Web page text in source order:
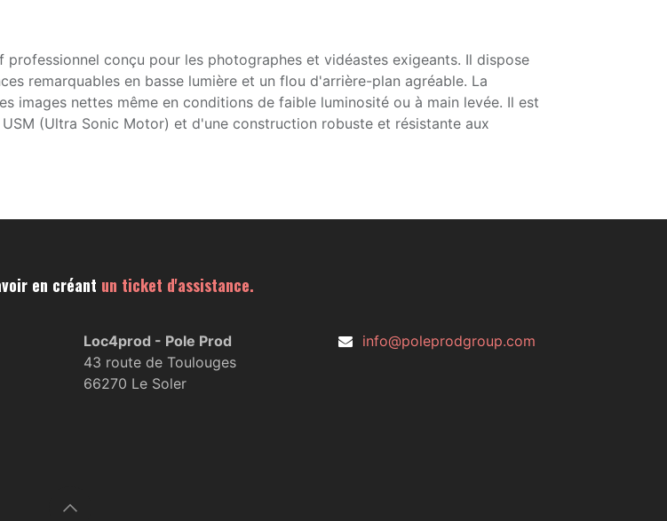
conçu pour les photographes et vidéastes exigeants. Il dispose
remarquables en basse lumière et un flou d'arrière-plan agréable. La
images nettes même en conditions de faible luminosité ou à main levée. Il est
(Ultra Sonic Motor) et d'une construction robuste et résistante aux
en créant un ticket d'assistance.
Loc4prod - Pole Prod
43 route de Toulouges
66270 Le Soler
info@poleprodgroup.com